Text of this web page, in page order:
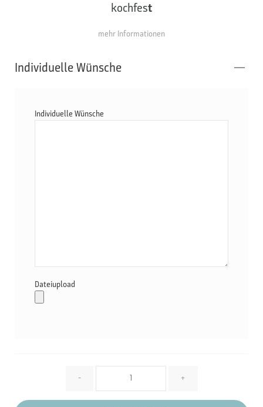
kochfest
mehr Informationen
Individuelle Wünsche
Individuelle Wünsche
Dateiupload
- +